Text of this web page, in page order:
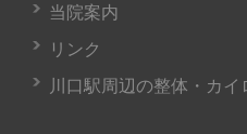
当院案内
リンク
川口駅周辺の整体・カ